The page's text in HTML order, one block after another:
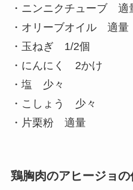
・ニンニクチューブ 適
・オリーブオイル 適量
・玉ねぎ 1/2個
・にんにく 2かけ
・塩 少々
・こしょう 少々
・片栗粉 適量
鶏胸肉のアヒージョの